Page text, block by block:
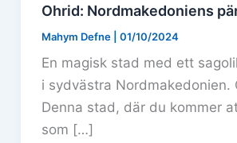
Ohrid: Nordmakedoniens
Mahym Defne 01/10/2024
En magisk stad med ett
i sydvästra Nordmakedonien.
Denna stad, där du kommer
som […]